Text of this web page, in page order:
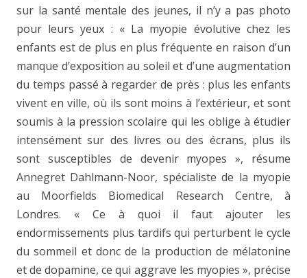
sur la santé mentale des jeunes, il n’y a pas photo
pour leurs yeux : « La myopie évolutive chez les
enfants est de plus en plus fréquente en raison d’un
manque d’exposition au soleil et d’une augmentation
du temps passé à regarder de près : plus les enfants
vivent en ville, où ils sont moins à l’extérieur, et sont
soumis à la pression scolaire qui les oblige à étudier
intensément sur des livres ou des écrans, plus ils
sont susceptibles de devenir myopes », résume
Annegret Dahlmann-Noor, spécialiste de la myopie
au Moorfields Biomedical Research Centre, à
Londres. « Ce à quoi il faut ajouter les
endormissements plus tardifs qui perturbent le cycle
du sommeil et donc de la production de mélatonine
et de dopamine, ce qui aggrave les myopies », précise